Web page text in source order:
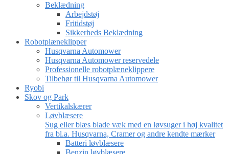
Beklædning
Arbejdstøj
Fritidstøj
Sikkerheds Beklædning
Robotplæneklipper
Husqvarna Automower
Husqvarna Automower reservedele
Professionelle robotplæneklippere
Tilbehør til Husqvarna Automower
Ryobi
Skov og Park
Vertikalskærer
Løvblæsere
Sug eller blæs blade væk med en løvsuger i høj kvalitet
fra bl.a. Husqvarna, Cramer og andre kendte mærker
Batteri løvblæsere